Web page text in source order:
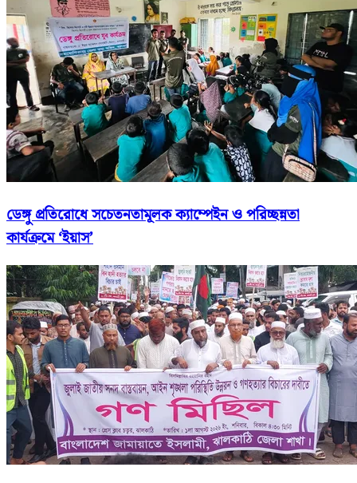
ডেঙ্গু প্রতিরোধে সচেতনতামূলক ক্যাম্পেইন ও পরিচ্ছন্নতা
কার্যক্রমে ‘ইয়াস’